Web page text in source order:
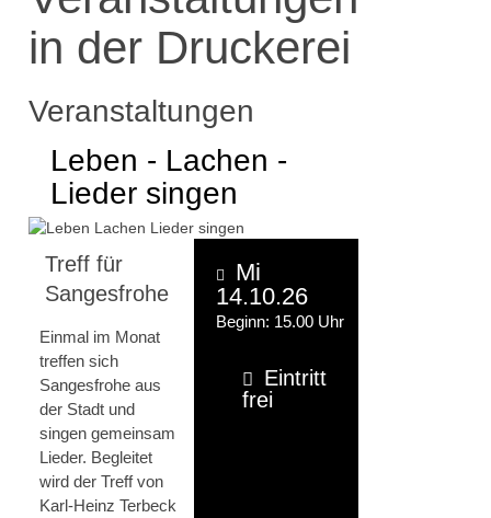
in der Druckerei
Veranstaltungen
Leben - Lachen -
Lieder singen
Treff für
Sangesfrohe
Einmal im Monat
treffen sich
Sangesfrohe aus
der Stadt und
singen gemeinsam
Lieder. Begleitet
wird der Treff von
Karl-Heinz Terbeck
Mi
14.10.26
Beginn: 15.00 Uhr
Eintritt
frei